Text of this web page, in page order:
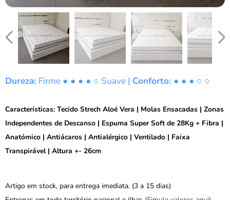
Dureza: Firme ● ● ● ● ○ Suave | Conforto: ● ● ● ○ ○
Características: Tecido Strech Aloé Vera | Molas Ensacadas | Zonas
Independentes de Descanso | Espuma Super Soft de 28Kg + Fibra |
Anatómico | Antiácaros | Antialérgico | Ventilado | Faixa
Transpirável | Altura +- 26cm
Artigo em stock, para entrega imediata. (3 a 15 dias)